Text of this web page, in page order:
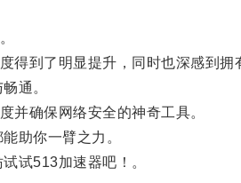
到了明显提升，同时也深感到拥
通。
确保网络安全的神奇工具。
助你一臂之力。
试513加速器吧！。